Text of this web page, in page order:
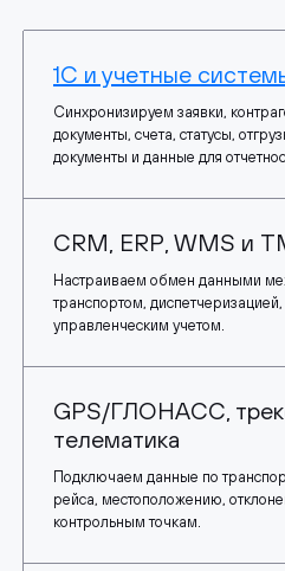
1С и учетные
Синхронизируем заявки,
документы, счета, статусы,
документы и данные для
CRM, ERP, WMS и
Настраиваем обмен данными
транспортом,
управленческим учетом.
GPS/ГЛОНАСС,
телематика
Подключаем данные по
рейса, местоположению,
контрольным точкам.